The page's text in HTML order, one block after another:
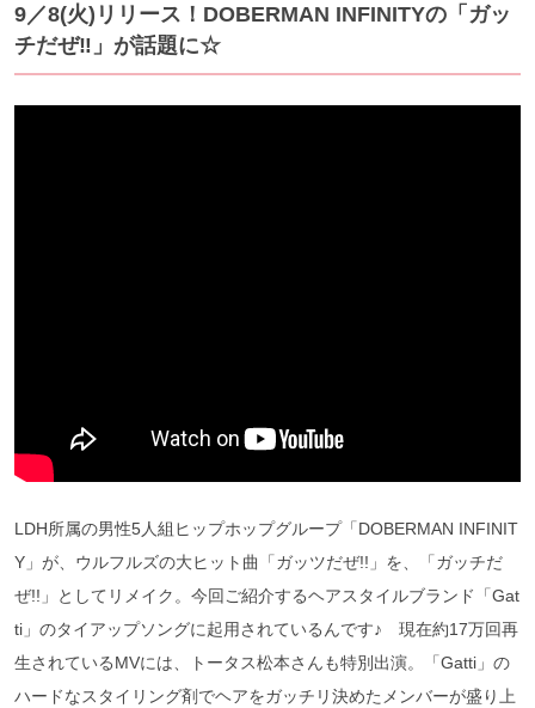
9／8(火)リリース！DOBERMAN INFINITYの「ガッ
チだぜ‼︎」が話題に☆
LDH所属の男性5人組ヒップホップグループ「DOBERMAN INFINIT
Y」が、ウルフルズの大ヒット曲「ガッツだぜ!!」を、「ガッチだ
ぜ!!」としてリメイク。今回ご紹介するヘアスタイルブランド「Gat
ti」のタイアップソングに起用されているんです♪ 現在約17万回再
生されているMVには、トータス松本さんも特別出演。「Gatti」の
ハードなスタイリング剤でヘアをガッチリ決めたメンバーが盛り上